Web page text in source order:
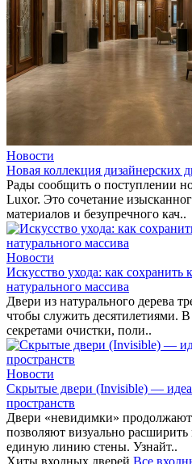
Новости
Новая коллекция дизайнерских
Рады сообщить о поступлении
Luxor. Это сочетание
материалов и безупречного кач..
Новости
Искусство ухода: как сохранить
натурального массива
Двери из натурального дерева
чтобы служить десятилетиями.
секретами очистки, поли..
Новости
Скрытые двери (Invisible) —
пространств
Двери «невидимки»
позволяют визуально расширить
единую линию стены. Узнайт..
Хиты входных дверей Все